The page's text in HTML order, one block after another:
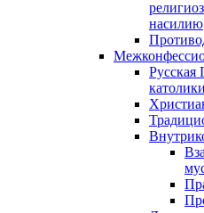
насилию
Русская
католики